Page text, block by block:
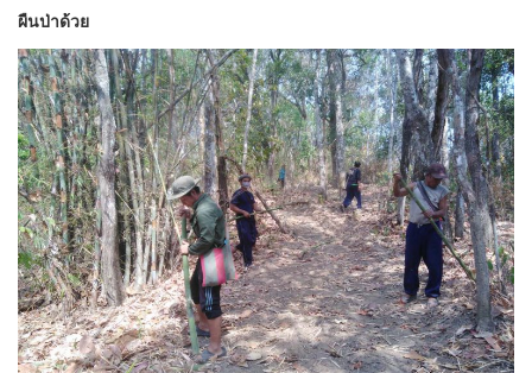
ผืนป่าด้วย